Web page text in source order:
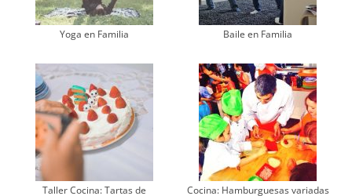
Yoga en Familia Baile en Familia
Taller Cocina: Tartas de
Cocina: Hamburguesas variadas